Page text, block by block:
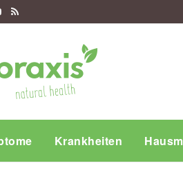
Krankheiten